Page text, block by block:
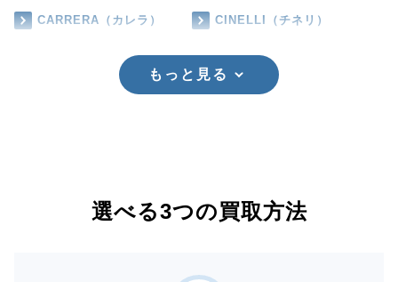
CARRERA（カレラ） CINELLI（チネリ）
もっと見る
選べる3つの買取方法